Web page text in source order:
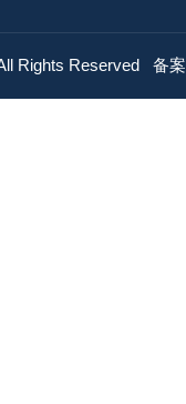
Rights Reserved 备